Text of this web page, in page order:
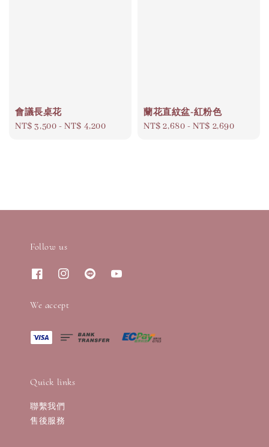
會議長桌花
Regular
NT$ 3,500 -NT$ 4,200
蘭花直紋盆-紅粉色
Regular
NT$ 2,680 -NT$ 2,690
Follow us
We accept
Quick links
聯繫我們
售後服務